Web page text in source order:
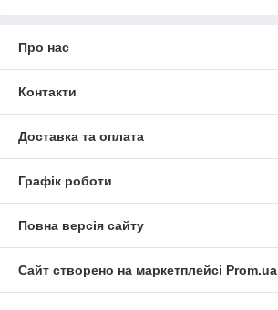
Про нас
Контакти
Доставка та оплата
Графік роботи
Повна версія сайту
Сайт створено на маркетплейсі Prom.ua